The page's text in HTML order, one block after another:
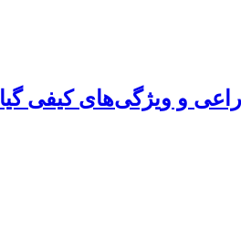
و ویژگی‌های کیفی